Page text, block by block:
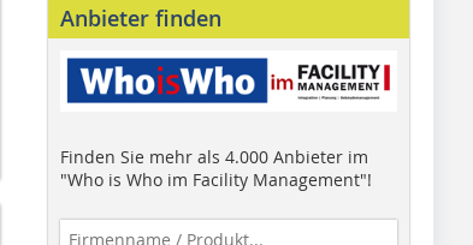
Anbieter finden
Finden Sie mehr als 4.000 Anbieter im
"Who is Who im Facility Management"!